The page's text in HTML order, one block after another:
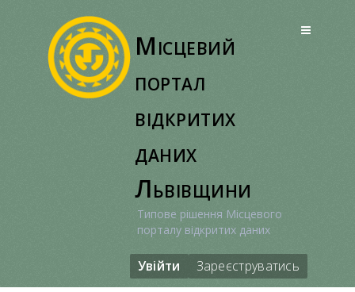
Місцевий
портал
відкритих
даних
Львівщини
Типове рішення Місцевого
порталу відкритих даних
Увійти Зареєструватись